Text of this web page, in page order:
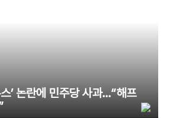
’ 논란에 민주당 사과…“해프